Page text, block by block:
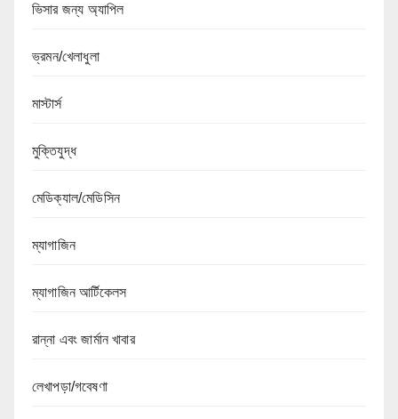
ভিসার জন্য অ্যাপিল
ভ্রমন/খেলাধুলা
মাস্টার্স
মুক্তিযুদ্ধ
মেডিক্যাল/মেডিসিন
ম্যাগাজিন
ম্যাগাজিন আর্টিকেলস
রান্না এবং জার্মান খাবার
লেখাপড়া/গবেষণা